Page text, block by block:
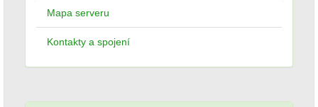
Mapa serveru
Kontakty a spojení